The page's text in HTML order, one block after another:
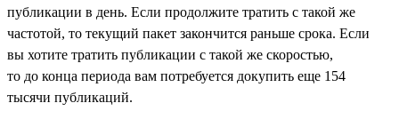
публикации в день. Если продолжите тратить с такой же
частотой, то текущий пакет закончится раньше срока. Если
вы хотите тратить публикации с такой же скоростью,
то до конца периода вам потребуется докупить еще 154
тысячи публикаций.